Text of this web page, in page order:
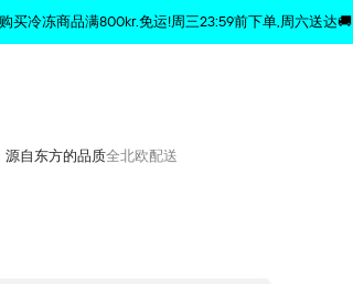
买冷冻商品满800kr.免运!周三23:59前下单,周六送达🚚
源自东方的品质全北欧配送
从购物车中删除